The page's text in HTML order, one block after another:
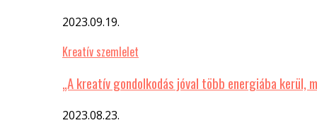
2023.09.19.
Kreatív szemlelet
„A kreatív gondolkodás jóval több energiába kerül,
2023.08.23.